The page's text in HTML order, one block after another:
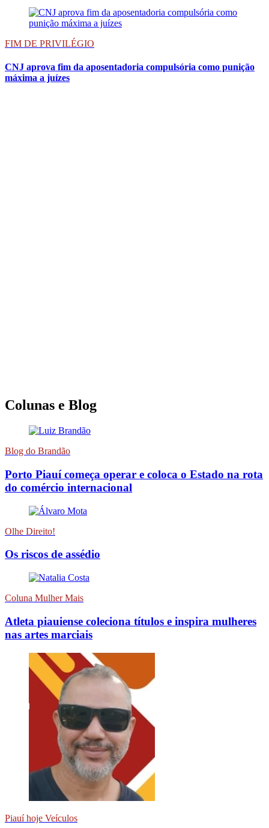
FIM DE PRIVILÉGIO
CNJ aprova fim da aposentadoria compulsória como punição
máxima a juízes
Colunas e Blog
Blog do Brandão
Porto Piauí começa operar e coloca o Estado na rota
do comércio internacional
Olhe Direito!
Os riscos de assédio
Coluna Mulher Mais
Atleta piauiense coleciona títulos e inspira mulheres
nas artes marciais
Piauí hoje Veículos